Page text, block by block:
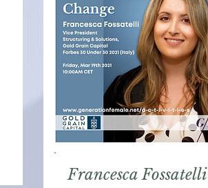
Francesca Fossatelli